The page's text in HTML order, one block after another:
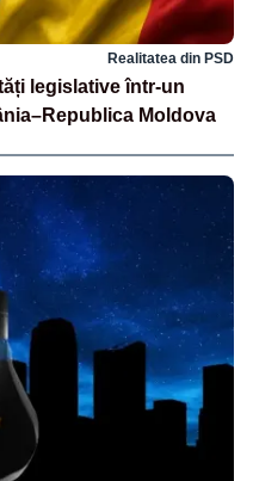
Realitatea din PSD
legislative într-un
Moldova